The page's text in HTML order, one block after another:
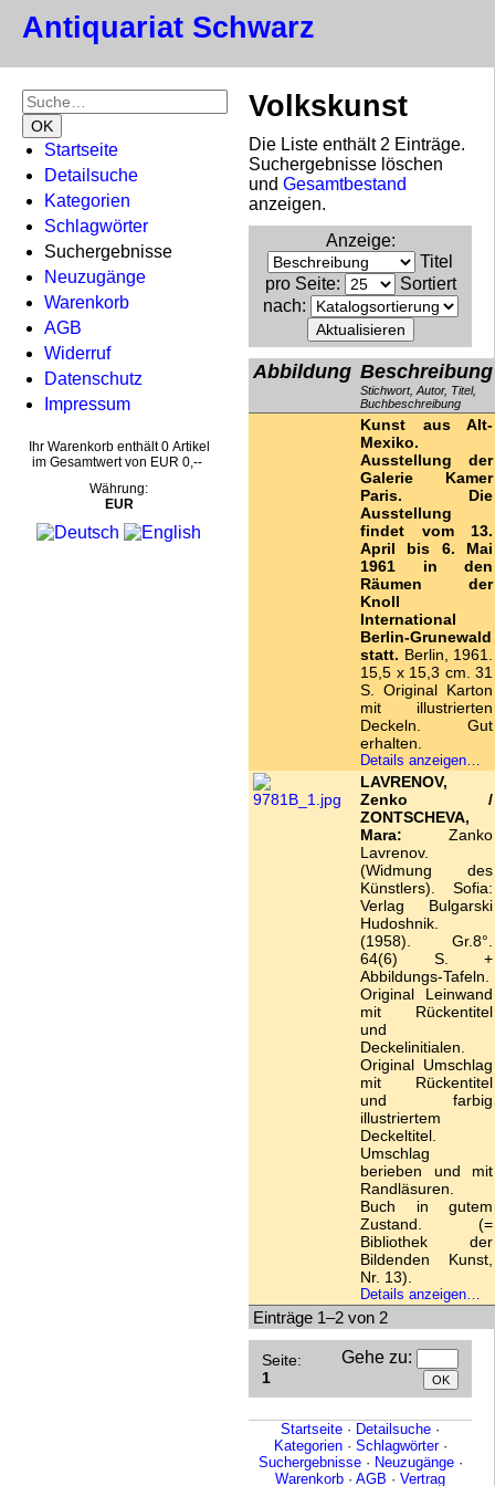
Antiquariat Schwarz
Startseite
Detailsuche
Kategorien
Schlagwörter
Suchergebnisse
Neuzugänge
Warenkorb
AGB
Widerruf
Datenschutz
Impressum
Ihr Warenkorb enthält 0 Artikel
im Gesamtwert von EUR 0,--
Währung:
EUR
Volkskunst
Die Liste enthält 2 Einträge.
Suchergebnisse löschen
und Gesamtbestand
anzeigen.
Anzeige:
Titel
pro Seite:
Sortiert
nach:
Abbildung Beschreibung
Stichwort, Autor, Titel,
Buchbeschreibung
Kunst aus Alt-
Mexiko.
Ausstellung der
Galerie Kamer
Paris. Die
Ausstellung
findet vom 13.
April bis 6. Mai
1961 in den
Räumen der
Knoll
International
Berlin-Grunewald
statt. Berlin, 1961.
15,5 x 15,3 cm. 31
S. Original Karton
mit illustrierten
Deckeln. Gut
erhalten.
Details anzeigen…
LAVRENOV,
Zenko /
ZONTSCHEVA,
Mara: Zanko
Lavrenov.
(Widmung des
Künstlers). Sofia:
Verlag Bulgarski
Hudoshnik.
(1958). Gr.8°.
64(6) S. +
Abbildungs-Tafeln.
Original Leinwand
mit Rückentitel
und
Deckelinitialen.
Original Umschlag
mit Rückentitel
und farbig
illustriertem
Deckeltitel.
Umschlag
berieben und mit
Randläsuren.
Buch in gutem
Zustand. (=
Bibliothek der
Bildenden Kunst,
Nr. 13).
Details anzeigen…
Einträge 1–2 von 2
Seite:
1
Gehe zu:
Startseite · Detailsuche ·
Kategorien· Schlagwörter·
Suchergebnisse· Neuzugänge·
Warenkorb · AGB · Vertrag